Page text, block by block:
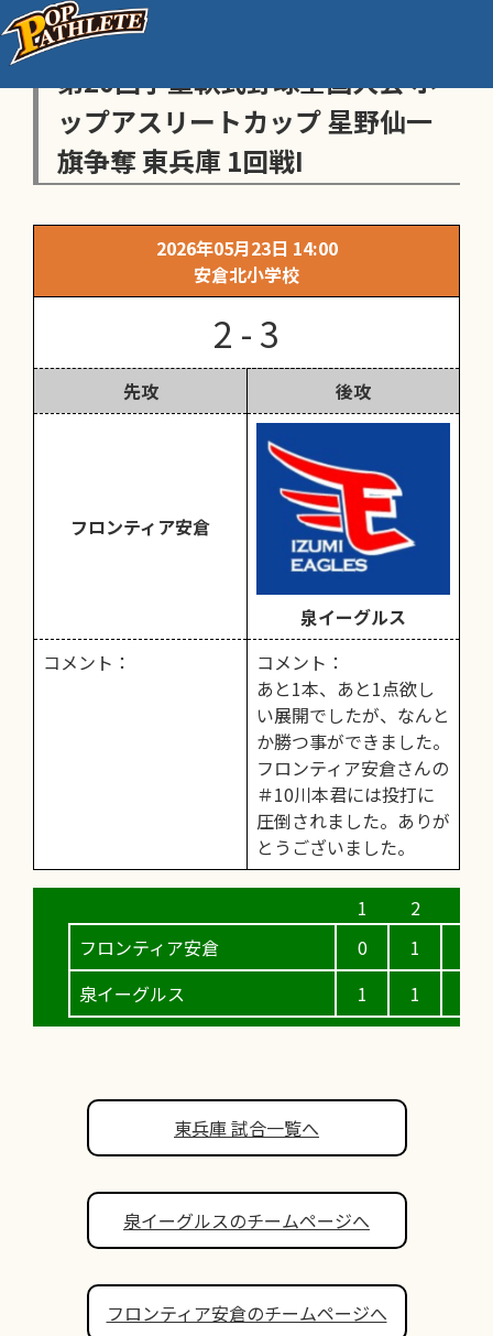
センス・トラストトーナメント
第20回学童軟式野球全国大会 ポ
ップアスリートカップ 星野仙一
旗争奪 東兵庫 1回戦I
2026年05月23日 14:00
安倉北小学校
2 - 3
先攻 後攻
フロンティア安倉
泉イーグルス
コメント：
コメント：
あと1本、あと1点欲し
い展開でしたが、なんと
か勝つ事ができました。
フロンティア安倉さんの
＃10川本君には投打に
圧倒されました。ありが
とうございました。
フロンティア安倉
泉イーグルス
0
1
1
1
東兵庫 試合一覧へ
泉イーグルスのチームページへ
フロンティア安倉のチームページへ